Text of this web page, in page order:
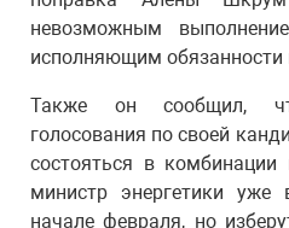
невозможным
исполняющим обязанности
Также он сообщил,
голосования по своей
состояться в
министр энергетики
начале февраля, но